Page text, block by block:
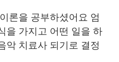
Việt
론을 공부하셨어요 엄
을 가지고 어떤 일을 하
악 치료사 되기로 결정